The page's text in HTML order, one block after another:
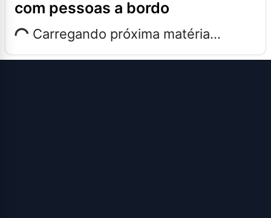
com pessoas a bordo
Carregando próxima matéria...